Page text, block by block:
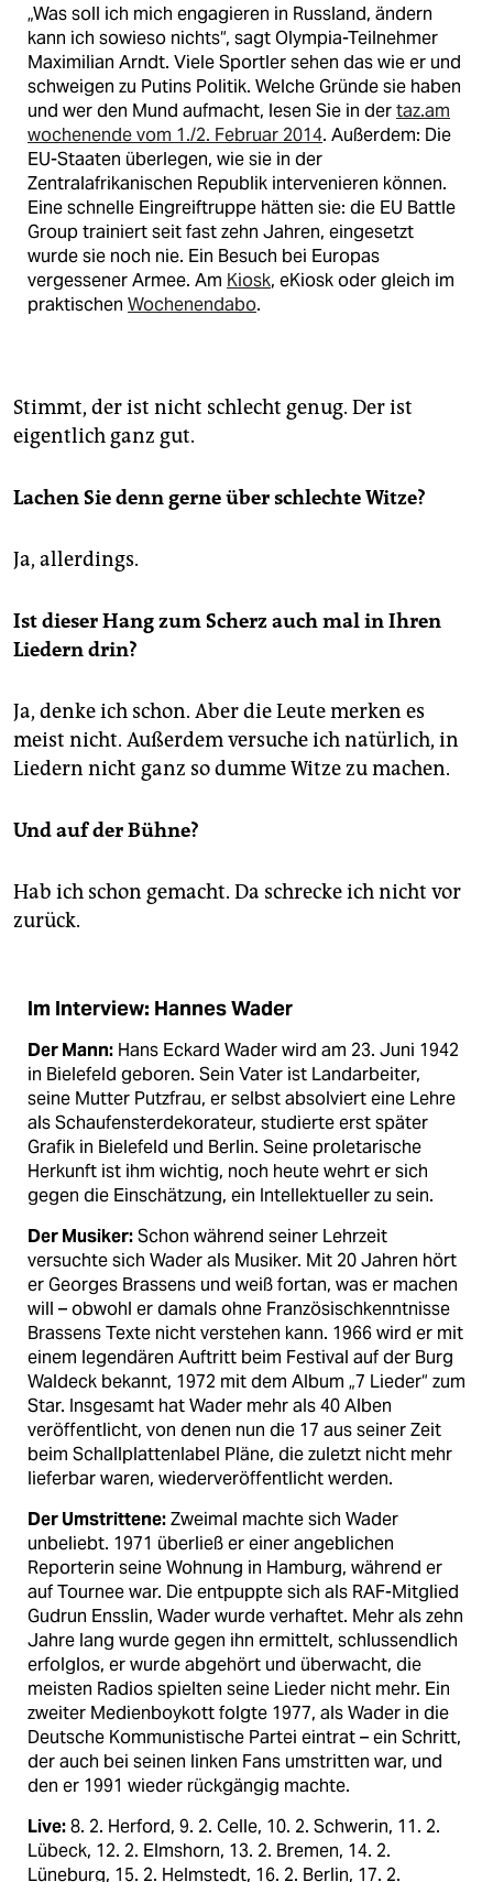
„Was soll ich mich engagieren in Russland, ändern
kann ich sowieso nichts“, sagt Olympia-Teilnehmer
Maximilian Arndt. Viele Sportler sehen das wie er und
schweigen zu Putins Politik. Welche Gründe sie haben
und wer den Mund aufmacht, lesen Sie in dertaz.am
wochenende vom 1./2. Februar 2014. Außerdem: Die
EU-Staaten überlegen, wie sie in der
Zentralafrikanischen Republik intervenieren können.
Eine schnelle Eingreiftruppe hätten sie: die EU Battle
Group trainiert seit fast zehn Jahren, eingesetzt
wurde sie noch nie. Ein Besuch bei Europas
vergessener Armee. Am Kiosk, eKiosk oder gleich im
praktischen Wochenendabo.
Stimmt, der ist nicht schlecht genug. Der ist
eigentlich ganz gut.
Lachen Sie denn gerne über schlechte Witze?
Ja, allerdings.
Ist dieser Hang zum Scherz auch mal in Ihren
Liedern drin?
Ja, denke ich schon. Aber die Leute merken es
meist nicht. Außerdem versuche ich natürlich, in
Liedern nicht ganz so dumme Witze zu machen.
Und auf der Bühne?
Hab ich schon gemacht. Da schrecke ich nicht vor
zurück.
Im Interview: Hannes Wader
Der Mann: Hans Eckard Wader wird am 23. Juni 1942
in Bielefeld geboren. Sein Vater ist Landarbeiter,
seine Mutter Putzfrau, er selbst absolviert eine Lehre
als Schaufensterdekorateur, studierte erst später
Grafik in Bielefeld und Berlin. Seine proletarische
Herkunft ist ihm wichtig, noch heute wehrt er sich
gegen die Einschätzung, ein Intellektueller zu sein.
Der Musiker:Schon während seiner Lehrzeit
versuchte sich Wader als Musiker. Mit 20 Jahren hört
er Georges Brassens und weiß fortan, was er machen
will – obwohl er damals ohne Französischkenntnisse
Brassens Texte nicht verstehen kann. 1966 wird er mit
einem legendären Auftritt beim Festival auf der Burg
Waldeck bekannt, 1972 mit dem Album „7 Lieder“ zum
Star. Insgesamt hat Wader mehr als 40 Alben
veröffentlicht, von denen nun die 17 aus seiner Zeit
beim Schallplattenlabel Pläne, die zuletzt nicht mehr
lieferbar waren, wiederveröffentlicht werden.
Der Umstrittene:Zweimal machte sich Wader
unbeliebt. 1971 überließ er einer angeblichen
Reporterin seine Wohnung in Hamburg, während er
auf Tournee war. Die entpuppte sich als RAF-Mitglied
Gudrun Ensslin, Wader wurde verhaftet. Mehr als zehn
Jahre lang wurde gegen ihn ermittelt, schlussendlich
erfolglos, er wurde abgehört und überwacht, die
meisten Radios spielten seine Lieder nicht mehr. Ein
zweiter Medienboykott folgte 1977, als Wader in die
Deutsche Kommunistische Partei eintrat – ein Schritt,
der auch bei seinen linken Fans umstritten war, und
den er 1991 wieder rückgängig machte.
Live:8. 2. Herford, 9. 2. Celle, 10. 2. Schwerin, 11. 2.
Lübeck, 12. 2. Elmshorn, 13. 2. Bremen, 14. 2.
Lüneburg, 15. 2. Helmstedt, 16. 2. Berlin, 17. 2.